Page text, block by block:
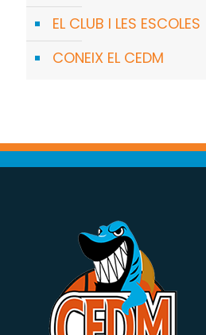
EL CLUB I LES ESCOLES
CONEIX EL CEDM